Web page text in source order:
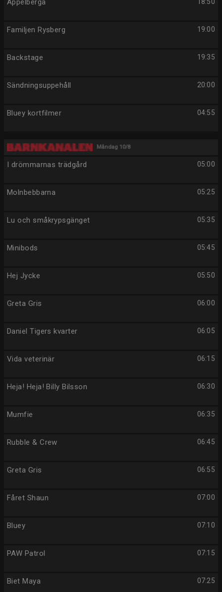
Äppelberga
19:00
Familjen Rysberg
19:35
Backstage
20:00
Sändningsuppehåll
04:55
Bluey kortfilmer
Måndag 10/8
05:00
I drömmarnas trädgård
05:25
Molnbebbarna
05:35
Lu och småkrypsgänget
05:45
Minibods
05:50
Hej Jycke
06:00
Greta Gris
06:05
Daniel Tigers kvarter
06:15
Vida veterinär
06:30
Heja! Heja! Billy Bilsson
06:35
Mumfie
06:45
Rubble & Crew
06:55
Greta Gris
07:00
Fåret Shaun
07:10
Bluey
07:15
PAW Patrol
07:25
Biet Maya